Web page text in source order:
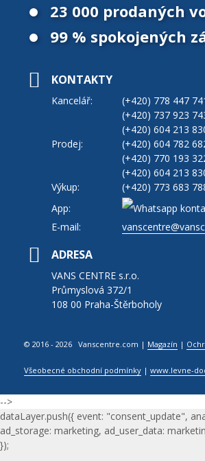
23 000 prodaných
99 % spokojených
KONTAKTY
Kancelář: (+420) 778 447
(+420) 737 923
(+420) 604 213
Prodej:
(+420) 604 782
(+420) 770 193
(+420) 604 213
Výkup:
(+420) 773 683
App:
E-mail:
ADRESA
VANS CENTRE s.r.o.
Průmyslová 372/1
108 00 Praha-Štěrboholy
© 2016 - 2026 Vanscentre.com | Magazín |
Všeobecné obchodní podmínky |www.levne-
-->
dataLayer.push({ event: "consent_update",
ad_storage: marketing, ad_user_data:
});